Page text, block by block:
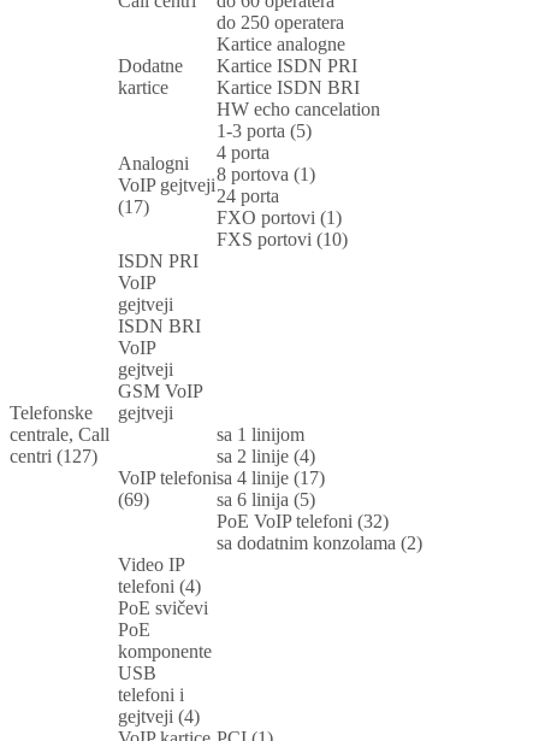
Telefonske
centrale, Call
centri (127)
do 250 operatera
Dodatne
kartice
Kartice analogne
Kartice ISDN PRI
Kartice ISDN BRI
HW echo cancelation
Analogni
VoIP gejtveji
(17)
1-3 porta (5)
4 porta
8 portova (1)
24 porta
FXO portovi (1)
FXS portovi (10)
ISDN PRI
VoIP
gejtveji
ISDN BRI
VoIP
gejtveji
GSM VoIP
gejtveji
VoIP telefoni
(69)
sa 1 linijom
sa 2 linije (4)
sa 4 linije (17)
sa 6 linija (5)
PoE VoIP telefoni (32)
sa dodatnim konzolama (2)
Video IP
telefoni (4)
PoE svičevi
PoE
komponente
USB
telefoni i
gejtveji (4)